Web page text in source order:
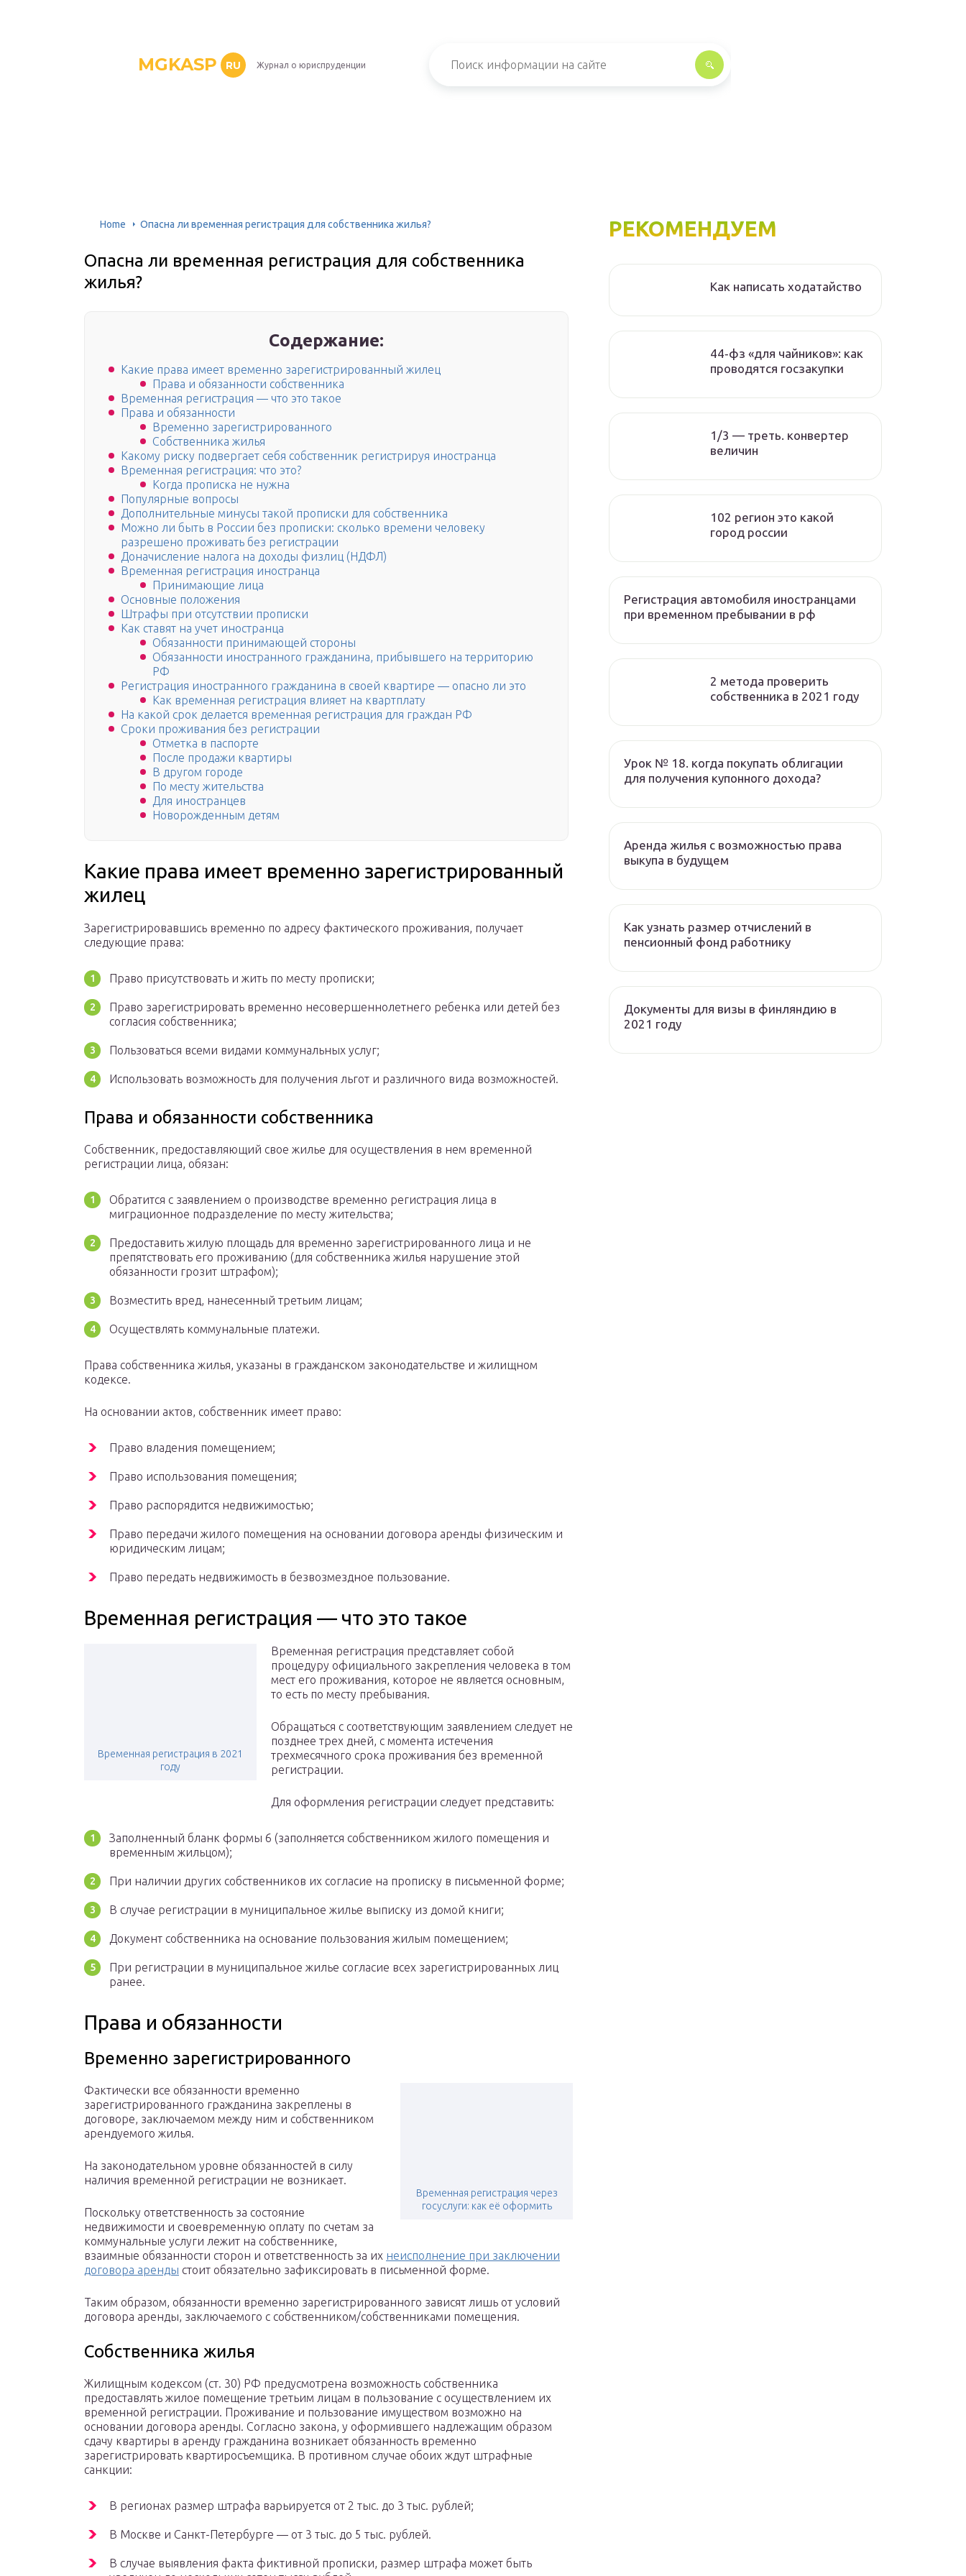
MGKASP RU Журнал о юриспруденции
Home Опасна ли временная регистрация для собственника жилья?
Опасна ли временная регистрация для собственника
жилья?
Содержание:
Какие права имеет временно зарегистрированный жилец
Права и обязанности собственника
Временная регистрация — что это такое
Права и обязанности
Временно зарегистрированного
Собственника жилья
Какому риску подвергает себя собственник регистрируя иностранца
Временная регистрация: что это?
Когда прописка не нужна
Популярные вопросы
Дополнительные минусы такой прописки для собственника
Можно ли быть в России без прописки: сколько времени человеку
разрешено проживать без регистрации
Доначисление налога на доходы физлиц (НДФЛ)
Временная регистрация иностранца
Принимающие лица
Основные положения
Штрафы при отсутствии прописки
Как ставят на учет иностранца
Обязанности принимающей стороны
Обязанности иностранного гражданина, прибывшего на территорию
РФ
Регистрация иностранного гражданина в своей квартире — опасно ли это
Как временная регистрация влияет на квартплату
На какой срок делается временная регистрация для граждан РФ
Сроки проживания без регистрации
Отметка в паспорте
После продажи квартиры
В другом городе
По месту жительства
Для иностранцев
Новорожденным детям
Какие права имеет временно зарегистрированный
жилец
Зарегистрировавшись временно по адресу фактического проживания, получает
следующие права:
Право присутствовать и жить по месту прописки;
Право зарегистрировать временно несовершеннолетнего ребенка или детей без
согласия собственника;
Пользоваться всеми видами коммунальных услуг;
Использовать возможность для получения льгот и различного вида возможностей.
Права и обязанности собственника
Собственник, предоставляющий свое жилье для осуществления в нем временной
регистрации лица, обязан:
Обратится с заявлением о производстве временно регистрация лица в
миграционное подразделение по месту жительства;
Предоставить жилую площадь для временно зарегистрированного лица и не
препятствовать его проживанию (для собственника жилья нарушение этой
обязанности грозит штрафом);
Возместить вред, нанесенный третьим лицам;
Осуществлять коммунальные платежи.
Права собственника жилья, указаны в гражданском законодательстве и жилищном
кодексе.
На основании актов, собственник имеет право:
Право владения помещением;
Право использования помещения;
Право распорядится недвижимостью;
Право передачи жилого помещения на основании договора аренды физическим и
юридическим лицам;
Право передать недвижимость в безвозмездное пользование.
Временная регистрация — что это такое
Временная регистрация в 2021
году
Временная регистрация представляет собой
процедуру официального закрепления человека в том
мест его проживания, которое не является основным,
то есть по месту пребывания.
Обращаться с соответствующим заявлением следует не
позднее трех дней, с момента истечения
трехмесячного срока проживания без временной
регистрации.
Для оформления регистрации следует представить:
Заполненный бланк формы 6 (заполняется собственником жилого помещения и
временным жильцом);
При наличии других собственников их согласие на прописку в письменной форме;
В случае регистрации в муниципальное жилье выписку из домой книги;
Документ собственника на основание пользования жилым помещением;
При регистрации в муниципальное жилье согласие всех зарегистрированных лиц
ранее.
Права и обязанности
Временно зарегистрированного
Временная регистрация через
госуслуги: как её оформить
Фактически все обязанности временно
зарегистрированного гражданина закреплены в
договоре, заключаемом между ним и собственником
арендуемого жилья.
На законодательном уровне обязанностей в силу
наличия временной регистрации не возникает.
Поскольку ответственность за состояние
недвижимости и своевременную оплату по счетам за
коммунальные услуги лежит на собственнике,
взаимные обязанности сторон и ответственность за их неисполнение при заключении
договора аренды стоит обязательно зафиксировать в письменной форме.
Таким образом, обязанности временно зарегистрированного зависят лишь от условий
договора аренды, заключаемого с собственником/собственниками помещения.
Собственника жилья
Жилищным кодексом (ст. 30) РФ предусмотрена возможность собственника
предоставлять жилое помещение третьим лицам в пользование с осуществлением их
временной регистрации. Проживание и пользование имуществом возможно на
основании договора аренды. Согласно закона, у оформившего надлежащим образом
сдачу квартиры в аренду гражданина возникает обязанность временно
зарегистрировать квартиросъемщика. В противном случае обоих ждут штрафные
санкции:
В регионах размер штрафа варьируется от 2 тыс. до 3 тыс. рублей;
В Москве и Санкт-Петербурге — от 3 тыс. до 5 тыс. рублей.
В случае выявления факта фиктивной прописки, размер штрафа может быть
РЕКОМЕНДУЕМ
Как написать ходатайство
44‑фз «для чайников»: как
проводятся госзакупки
1/3 — треть. конвертер
величин
102 регион это какой
город россии
Регистрация автомобиля иностранцами
при временном пребывании в рф
2 метода проверить
собственника в 2021 году
Урок № 18. когда покупать облигации
для получения купонного дохода?
Аренда жилья с возможностью права
выкупа в будущем
Как узнать размер отчислений в
пенсионный фонд работнику
Документы для визы в финляндию в
2021 году